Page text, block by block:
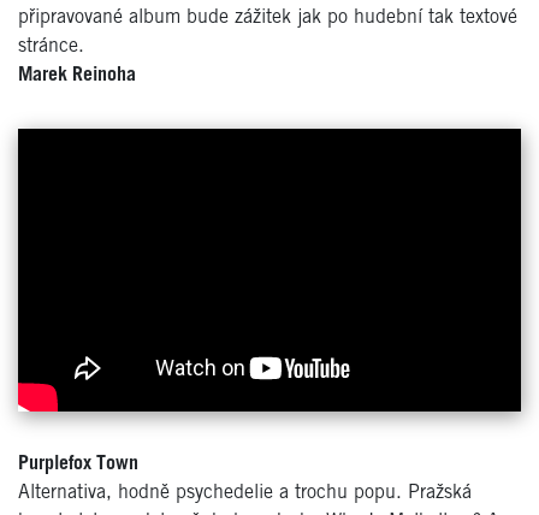
připravované album bude zážitek jak po hudební tak textové
stránce.
Marek Reinoha
Purplefox Town
Alternativa, hodně psychedelie a trochu popu. Pražská